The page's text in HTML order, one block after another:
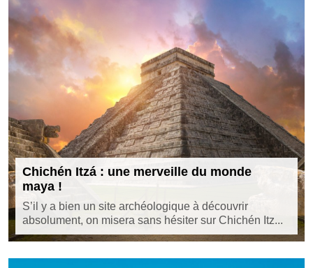
Chichén Itzá : une merveille du monde
maya !
S’il y a bien un site archéologique à découvrir
absolument, on misera sans hésiter sur Chichén Itz...